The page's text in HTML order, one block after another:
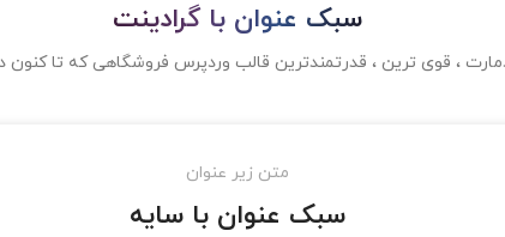
سبک عنوان با گرادینت
، قوی ترین ، قدرتمندترین قالب وردپرس فروشگاهی که تا کنون
متن زیر عنوان
سبک عنوان با سایه